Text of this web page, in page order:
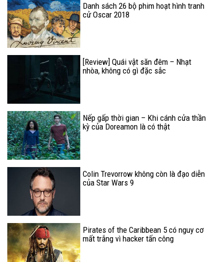
Danh sách 26 bộ phim hoạt hình tranh
cử Oscar 2018
[Review] Quái vật săn đêm – Nhạt
nhòa, không có gì đặc sắc
Nếp gấp thời gian – Khi cánh cửa thần
kỳ của Doreamon là có thật
Colin Trevorrow không còn là đạo diễn
của Star Wars 9
Pirates of the Caribbean 5 có nguy cơ
mất trắng vì hacker tấn công